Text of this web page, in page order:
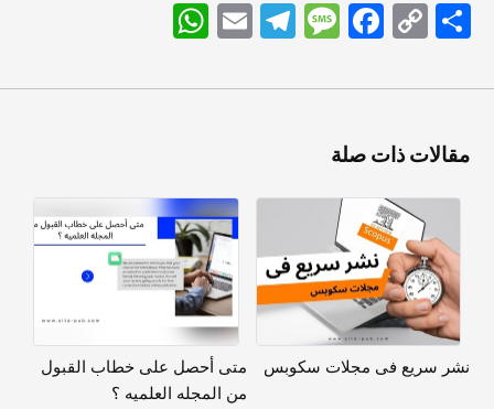
WhatsApp Email
TelegramMessageFacebook Copy
Link
اشتراک
مقالات ذات صلة
نشر سریع فی مجلات سکوبس
متى أحصل على خطاب القبول
من المجله العلمیه ؟